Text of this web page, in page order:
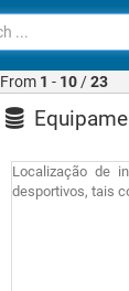
From 1 - 10 /23
Localização de
desportivos, tais